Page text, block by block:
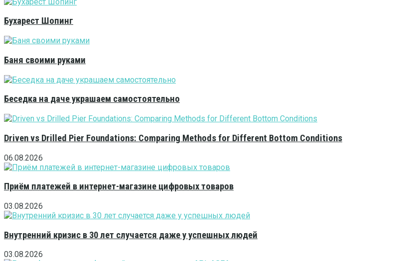
Бухарест Шопинг
Баня своими руками
Беседка на даче украшаем самостоятельно
Driven vs Drilled Pier Foundations: Comparing Methods for Different Bottom Conditions
06.08.2026
Приём платежей в интернет-магазине цифровых товаров
03.08.2026
Внутренний кризис в 30 лет случается даже у успешных людей
03.08.2026